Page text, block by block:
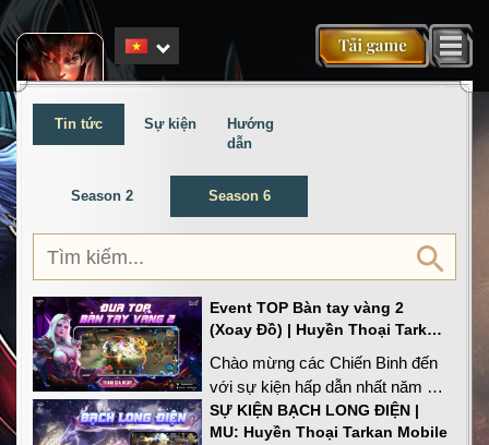
a
Tin tức Sự kiện
Hướng
dẫn
Season 2 Season 6
Event TOP Bàn tay vàng 2
(Xoay Đồ) | Huyền Thoại Tarkan
Chào mừng các Chiến Binh đến
với sự kiện hấp dẫn nhất năm -
TOP Bàn tay vàng trong làng sài
Ngọc (Xoay Đồ)! Đây là cơ hội
SỰ KIỆN BẠCH LONG ĐIỆN |
MU: Huyền Thoại Tarkan Mobile